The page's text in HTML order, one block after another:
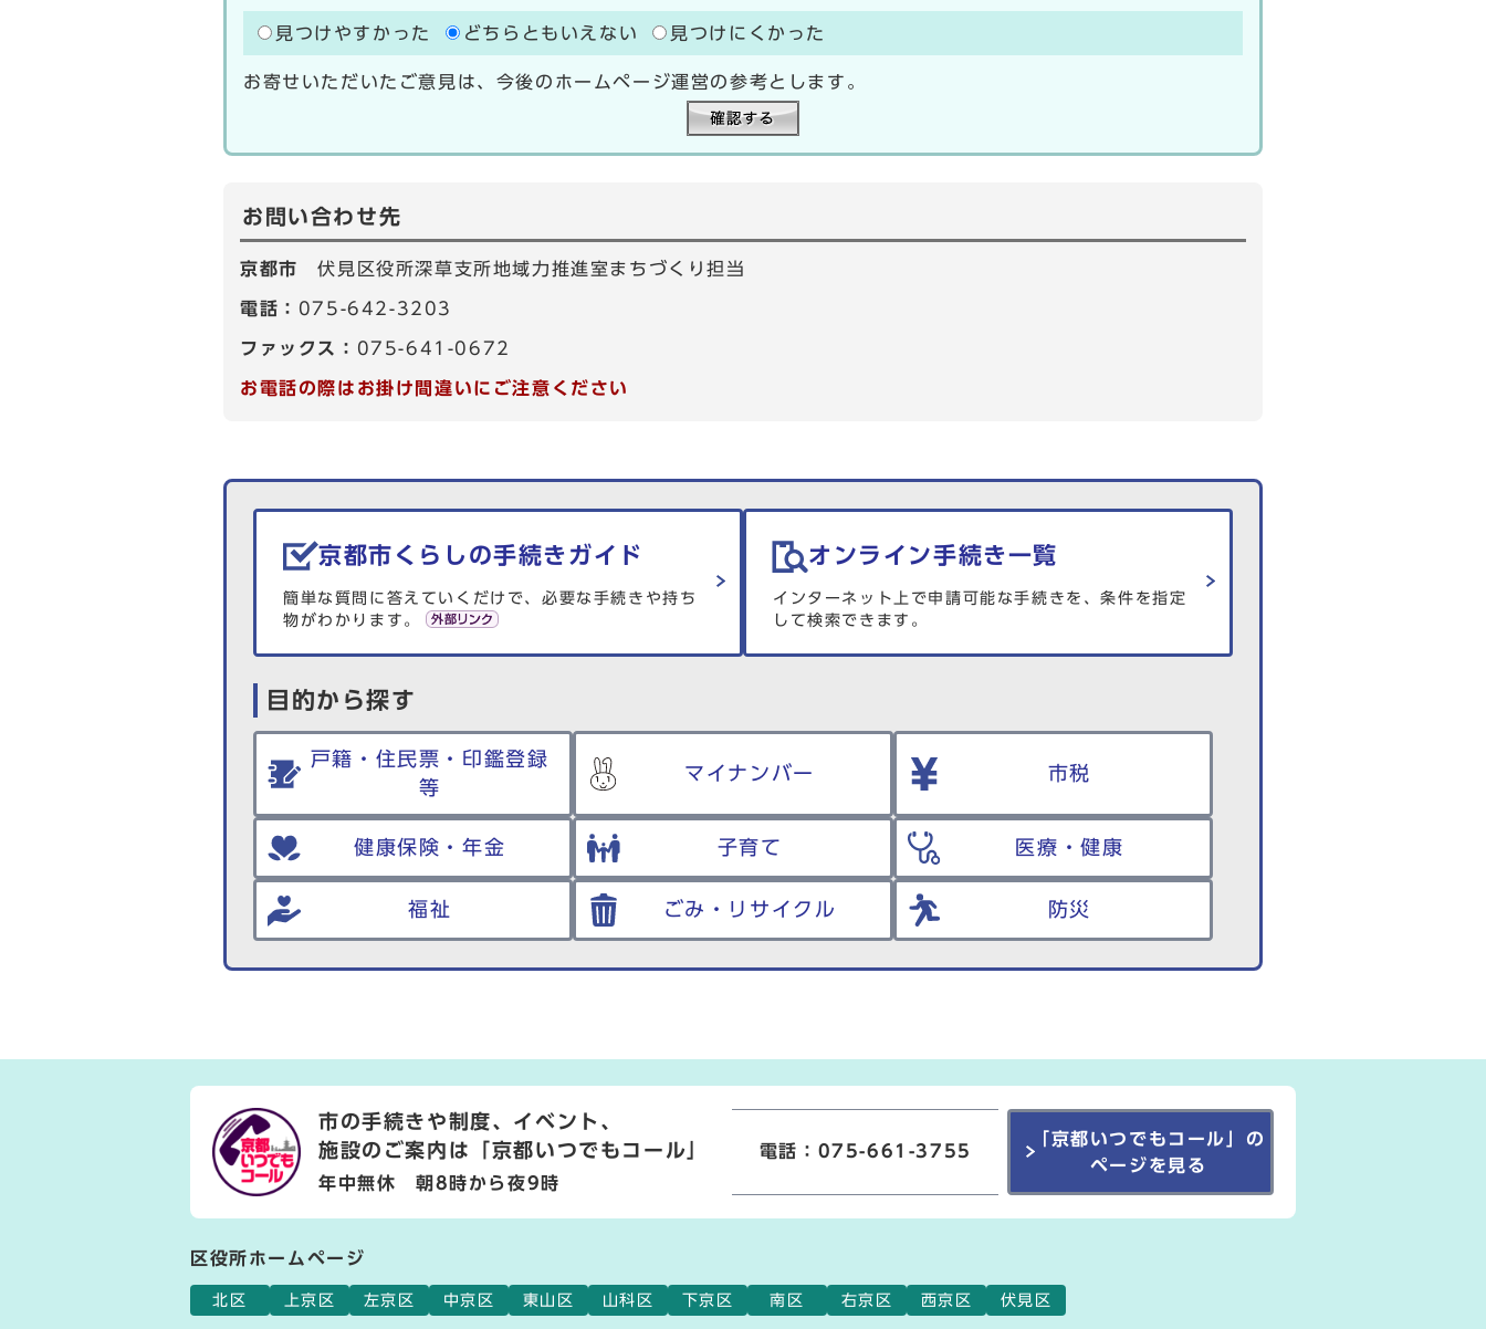
見つけやすかった どちらともいえない 見つけにくかった
お寄せいただいたご意見は、今後のホームページ運営の参考とします。
お問い合わせ先
京都市伏見区役所深草支所地域力推進室まちづくり担当
電話： 075-642-3203
ファックス： 075-641-0672
お電話の際はお掛け間違いにご注意ください
生活情報を探す
京都市くらしの手続きガイド
簡単な質問に答えていくだけで、必要な手続きや持ち
物がわかります。
オンライン手続き一覧
インターネット上で申請可能な手続きを、条件を指定
して検索できます。
目的から探す
戸籍・住民票・印鑑登録
等
マイナンバー 市税
健康保険・年金 子育て 医療・健康
福祉 ごみ・リサイクル 防災
市の手続きや制度、イベント、
施設のご案内は
「京都いつでもコール」
年中無休 朝8時から夜9時
電話：075-661-3755
「京都いつでもコール」の
ページを見る
区役所ホームページ
北区 上京区 左京区 中京区 東山区 山科区 下京区 南区 右京区 西京区 伏見区